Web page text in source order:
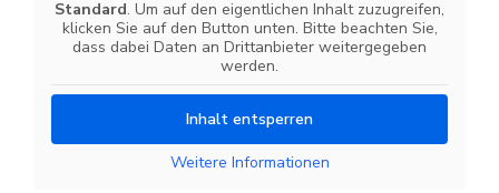
Standard. Um auf den eigentlichen Inhalt zuzugreifen,
klicken Sie auf den Button unten. Bitte beachten Sie,
dass dabei Daten an Drittanbieter weitergegeben
werden.
Inhalt entsperren
Weitere Informationen